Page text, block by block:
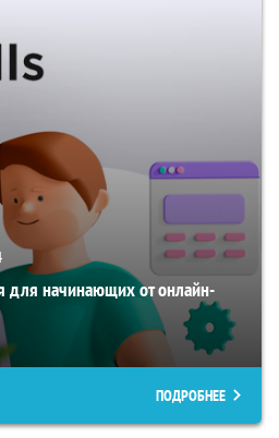
для начинающих от онлайн-
ПОДРОБНЕЕ